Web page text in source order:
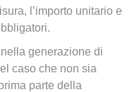
l’importo unitario e
generazione di
caso che non sia
parte della